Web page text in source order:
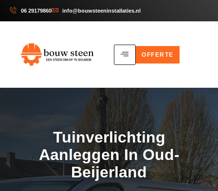
06 29179860 info@bouwsteeninstallaties.nl
OFFERTE
Tuinverlichting
Aanleggen In Oud-
Beijerland